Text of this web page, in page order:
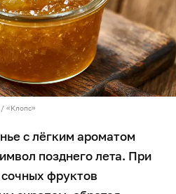
«Клопс»
с лёгким ароматом
позднего лета. При
фруктов